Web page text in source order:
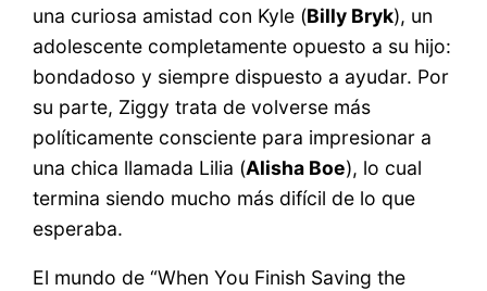
una curiosa amistad con Kyle (Billy Bryk), un
adolescente completamente opuesto a su hijo:
bondadoso y siempre dispuesto a ayudar. Por
su parte, Ziggy trata de volverse más
políticamente consciente para impresionar a
una chica llamada Lilia (Alisha Boe), lo cual
termina siendo mucho más difícil de lo que
esperaba.
El mundo de “When You Finish Saving the